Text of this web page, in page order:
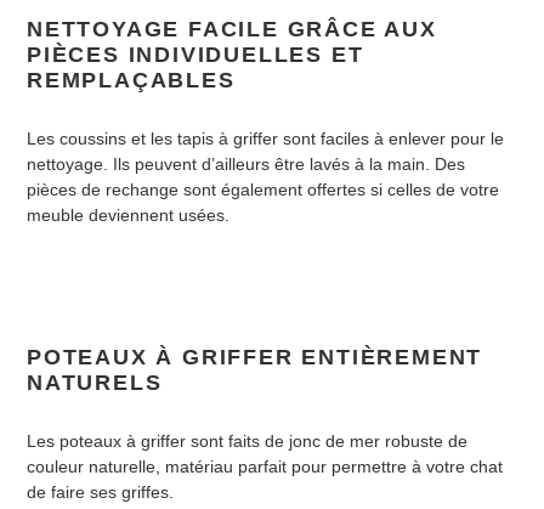
NETTOYAGE FACILE GRÂCE AUX
PIÈCES INDIVIDUELLES ET
REMPLAÇABLES
Les coussins et les tapis à griffer sont faciles à enlever pour le
nettoyage. Ils peuvent d’ailleurs être lavés à la main. Des
pièces de rechange sont également offertes si celles de votre
meuble deviennent usées.
POTEAUX À GRIFFER ENTIÈREMENT
NATURELS
Les poteaux à griffer sont faits de jonc de mer robuste de
couleur naturelle, matériau parfait pour permettre à votre chat
de faire ses griffes.